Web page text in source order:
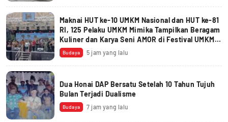
Maknai HUT ke-10 UMKM Nasional dan HUT ke-81
RI, 125 Pelaku UMKM Mimika Tampilkan Beragam
Kuliner dan Karya Seni AMOR di Festival UMKM
2026
Budaya 5 jam yang lalu
Dua Honai DAP Bersatu Setelah 10 Tahun Tujuh
Bulan Terjadi Dualisme
Budaya 7 jam yang lalu